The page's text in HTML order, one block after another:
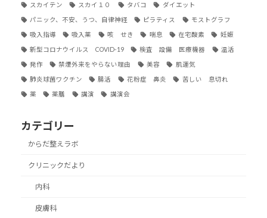
スカイテン スカイ１０ タバコ ダイエット
パニック、不安、うつ、自律神経 ピラティス モストグラフ
吸入指導 吸入薬 咳 せき 喘息 在宅酸素 妊娠
新型コロナウイルス COVID-19 検査 設備 医療機器 温活
発作 禁煙外来をやらない理由 美容 肌運気
肺炎球菌ワクチン 腸活 花粉症 鼻炎 苦しい 息切れ
薬 薬膳 講演 講演会
カテゴリー
からだ整えラボ
クリニックだより
内科
皮膚科